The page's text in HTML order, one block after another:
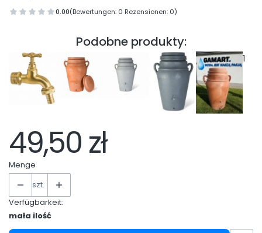
0.00(Bewertungen: 0 Rezensionen: 0)
Podobne produkty:
1
49,50 zł
Menge
szt.
Verfügbarkeit:
mała ilość